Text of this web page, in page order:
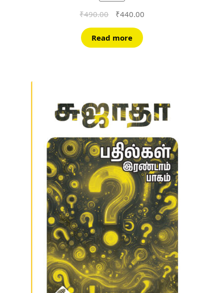
₹490.00
Original
was:
₹490.00.
₹440.00Current
Read more